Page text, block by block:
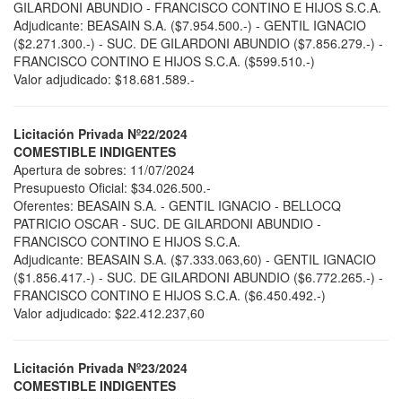
GILARDONI ABUNDIO - FRANCISCO CONTINO E HIJOS S.C.A.
Adjudicante: BEASAIN S.A. ($7.954.500.-) - GENTIL IGNACIO
($2.271.300.-) - SUC. DE GILARDONI ABUNDIO ($7.856.279.-) -
FRANCISCO CONTINO E HIJOS S.C.A. ($599.510.-)
Valor adjudicado: $18.681.589.-
Licitación Privada Nº22/2024
COMESTIBLE INDIGENTES
Apertura de sobres: 11/07/2024
Presupuesto Oficial: $34.026.500.-
Oferentes: BEASAIN S.A. - GENTIL IGNACIO - BELLOCQ
PATRICIO OSCAR - SUC. DE GILARDONI ABUNDIO -
FRANCISCO CONTINO E HIJOS S.C.A.
Adjudicante: BEASAIN S.A. ($7.333.063,60) - GENTIL IGNACIO
($1.856.417.-) - SUC. DE GILARDONI ABUNDIO ($6.772.265.-) -
FRANCISCO CONTINO E HIJOS S.C.A. ($6.450.492.-)
Valor adjudicado: $22.412.237,60
Licitación Privada Nº23/2024
COMESTIBLE INDIGENTES